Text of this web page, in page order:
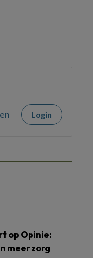
Login
op Opinie:
meer zorg